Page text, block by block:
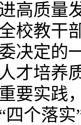
高质量
校教干
决定的
才培养
要实践
四个落